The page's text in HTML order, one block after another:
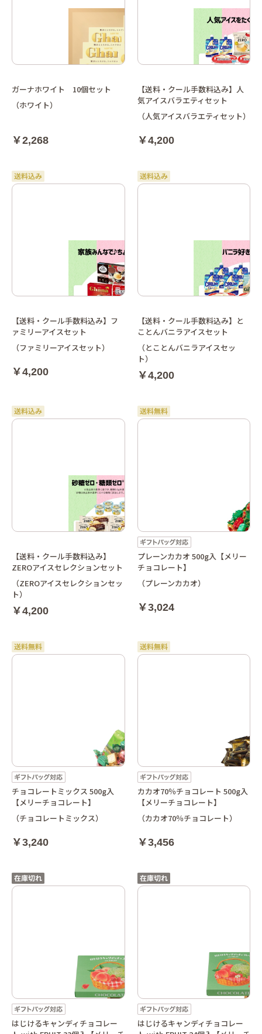
ガーナホワイト 10個セット
（ホワイト）
￥2,268
【送料・クール手数料込み】人
気アイスバラエティセット
（人気アイスバラエティセット）
￥4,200
【送料・クール手数料込み】フ
ァミリーアイスセット
（ファミリーアイスセット）
￥4,200
【送料・クール手数料込み】と
ことんバニラアイスセット
（とことんバニラアイスセッ
ト）
￥4,200
【送料・クール手数料込み】
ZEROアイスセレクションセット
（ZEROアイスセレクションセッ
ト）
￥4,200
プレーンカカオ 500g入【メリー
チョコレート】
（プレーンカカオ）
￥3,024
チョコレートミックス 500g入
【メリーチョコレート】
（チョコレートミックス）
￥3,240
カカオ70％チョコレート 500g入
【メリーチョコレート】
（カカオ70％チョコレート）
￥3,456
はじけるキャンディチョコレー
はじけるキャンディチョコレー